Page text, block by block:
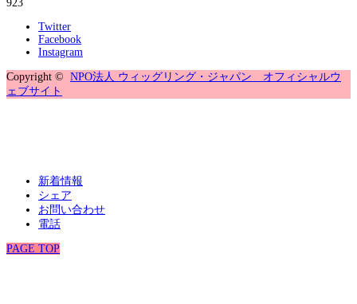
923
Twitter
Facebook
Instagram
Copyright © NPO法人 ウィッグリング・ジャパン オフィシャルウ
ェブサイト
新着情報
シェア
お問い合わせ
電話
PAGE TOP